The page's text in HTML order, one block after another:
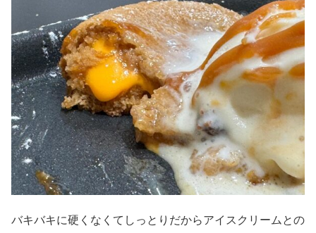
バキバキに硬くなくてしっとりだからアイスクリームとの